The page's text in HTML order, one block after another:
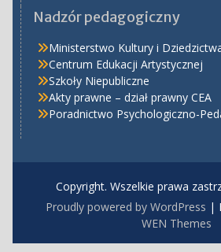
Nadzór pedagogiczny
Ministerstwo Kultury i
Centrum Edukacji Artystycznej
Szkoły Niepubliczne
Akty prawne – dział prawny CEA
Poradnictwo Psychologiczno-
Copyright. Wszelkie prawa
Proudly powered by WordPress |
WEN Themes